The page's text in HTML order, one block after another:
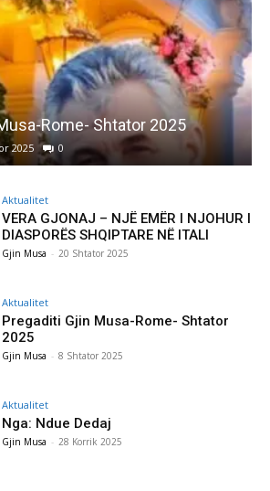
Rome- Shtator 2025
2025 0
Aktualitet
VERA GJONAJ – NJË EMËR I NJOHUR I
DIASPORËS SHQIPTARE NË ITALI
Gjin Musa - 20 Shtator 2025
Aktualitet
Pregaditi Gjin Musa-Rome- Shtator
2025
Gjin Musa - 8 Shtator 2025
Aktualitet
Nga: Ndue Dedaj
Gjin Musa - 28 Korrik 2025